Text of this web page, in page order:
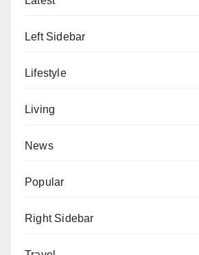
Left Sidebar
Lifestyle
Living
News
Popular
Right Sidebar